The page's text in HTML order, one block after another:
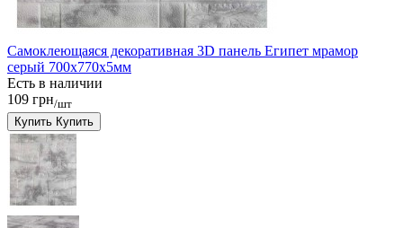
Самоклеющаяся декоративная 3D панель Египет мрамор
серый 700x770x5мм
Есть в наличии
109 грн/шт
Купить Купить